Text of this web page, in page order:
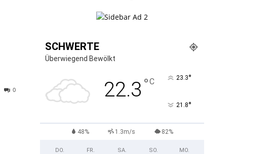
0
SCHWERTE
Überwiegend Bewölkt
22.3 °C 23.3°
21.8°
48% 1.3m/s 82%
DO. FR. SA. SO. MO.